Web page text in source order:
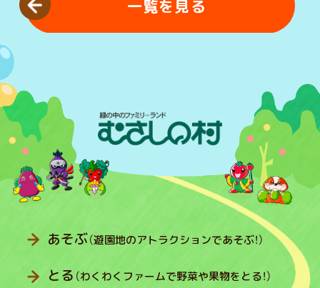
一覧を見る
あそぶ（遊園地のアトラクションであそぶ！）
とる （わくわくファームで野菜や果物をとる！）